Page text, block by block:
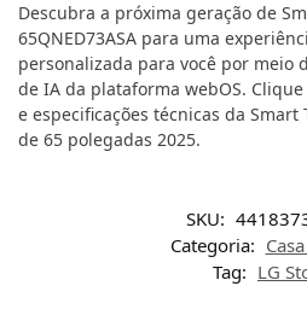
Descubra a próxima geração de
65QNED73ASA para uma
personalizada para você por meio
de IA da plataforma webOS.
e especificações técnicas da Smart
de 65 polegadas 2025.
SKU:
Categoria:
Tag: LG